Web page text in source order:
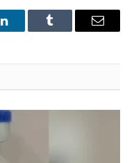
LinkedInTumblr Email